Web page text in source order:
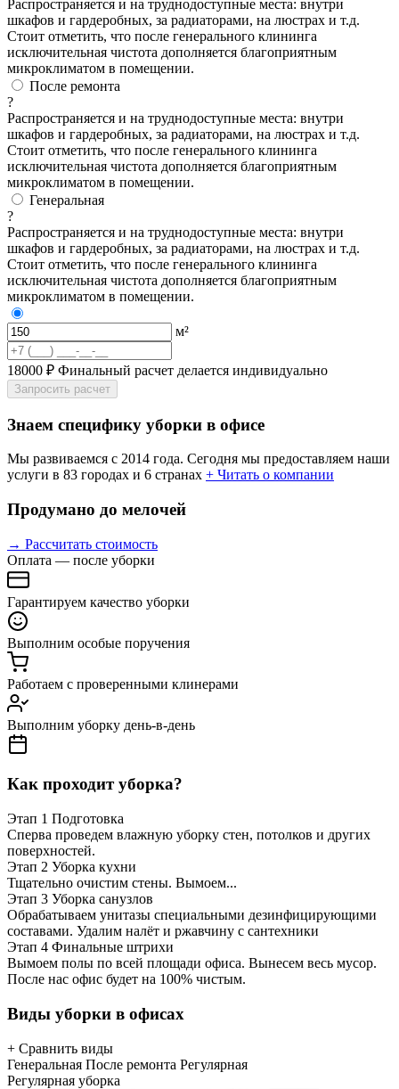
Распространяется и на труднодоступные места: внутри
шкафов и гардеробных, за радиаторами, на люстрах и т.д.
Стоит отметить, что после генерального клининга
исключительная чистота дополняется благоприятным
микроклиматом в помещении.
После ремонта
?
Распространяется и на труднодоступные места: внутри
шкафов и гардеробных, за радиаторами, на люстрах и т.д.
Стоит отметить, что после генерального клининга
исключительная чистота дополняется благоприятным
микроклиматом в помещении.
Генеральная
?
Распространяется и на труднодоступные места: внутри
шкафов и гардеробных, за радиаторами, на люстрах и т.д.
Стоит отметить, что после генерального клининга
исключительная чистота дополняется благоприятным
микроклиматом в помещении.
м²
18000 ₽ Финальный расчет делается индивидуально
Запросить расчет
Знаем специфику уборки в офисе
Мы развиваемся с 2014 года. Сегодня мы предоставляем наши
услуги в 83 городах и 6 странах + Читать о компании
Продумано до мелочей
→ Рассчитать стоимость
Оплата — после уборки
Гарантируем качество уборки
Выполним особые поручения
Работаем с проверенными клинерами
Выполним уборку день-в-день
Как проходит уборка?
Этап 1 Подготовка
Сперва проведем влажную уборку стен, потолков и других
поверхностей.
Этап 2 Уборка кухни
Тщательно очистим стены. Вымоем...
Этап 3 Уборка санузлов
Обрабатываем унитазы специальными дезинфицирующими
составами. Удалим налёт и ржавчину с сантехники
Этап 4 Финальные штрихи
Вымоем полы по всей площади офиса. Вынесем весь мусор.
После нас офис будет на 100% чистым.
Виды уборки в офисах
+ Сравнить виды
Генеральная После ремонта Регулярная
Регулярная уборка